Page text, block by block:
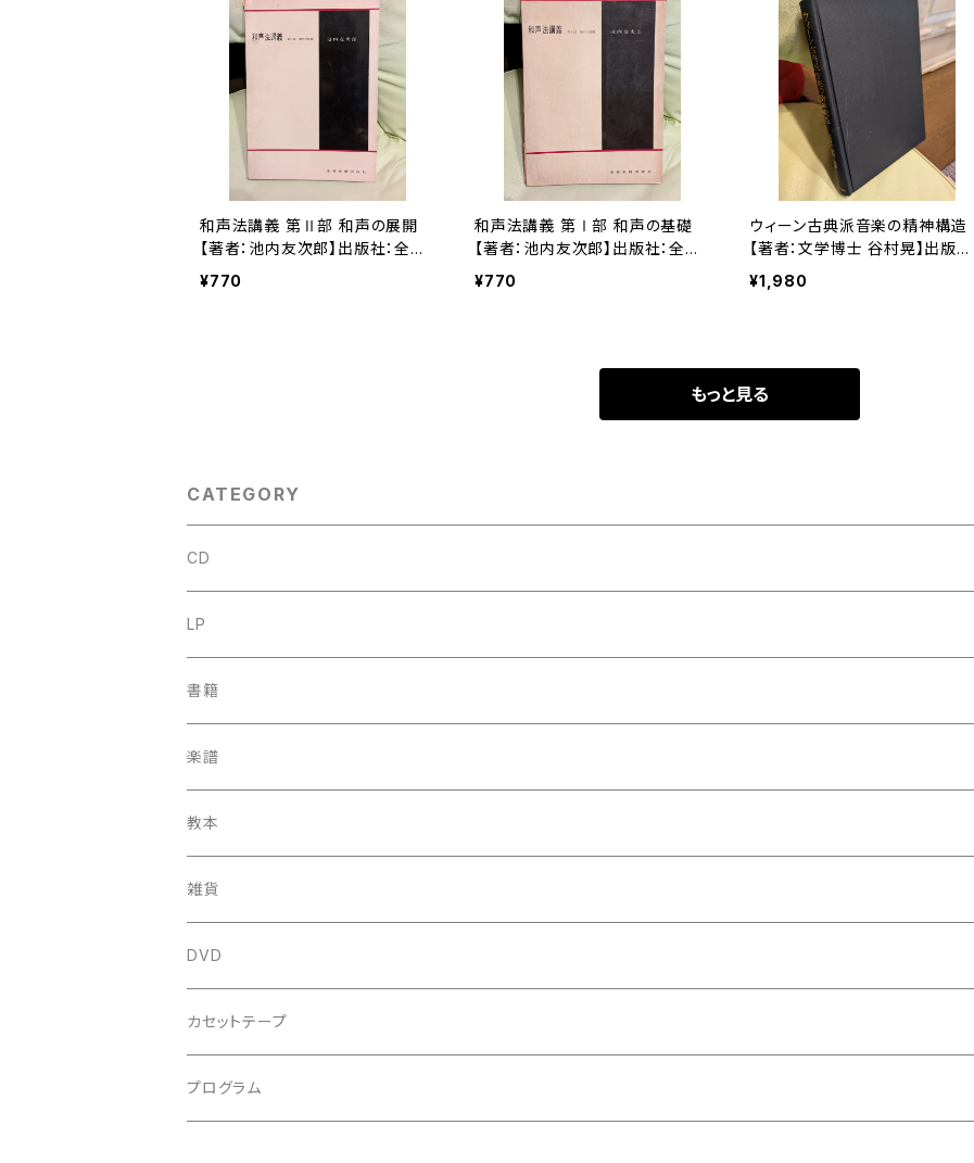
和声法講義 第Ⅱ部 和声の展開
【著者：池内友次郎】出版社：全音
楽譜出版社 1961年
¥770
和声法講義 第Ⅰ部 和声の基礎
【著者：池内友次郎】出版社：全音
楽譜出版社 1959年
¥770
ウィーン古典派音楽の精神構造
【著者：文学博士 谷村晃】出版社：
音楽之友社 昭和58年
¥1,980
もっと見る
CATEGORY
CD
古楽
中古CD
鍋島元子関連CD
古楽以外
中古CD
LP
古楽
中古LP
鍋島元子関連LP
古楽以外
中古LP
書籍
古楽関係
中古本
新古本
古楽以外
中古本
中古本
楽譜
古楽関係
スコア
鍵盤用
古楽以外
スコア
教本
古楽関係
古楽以外
雑貨
トートバッグ
バロック
ルネサンス
DVD
古楽
古楽以外
カセットテープ
古楽
プログラム